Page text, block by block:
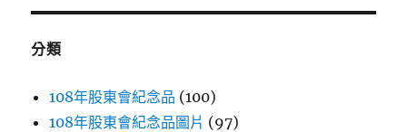
鍵
分類
108年股東會紀念品 (100)
108年股東會紀念品圖片 (97)